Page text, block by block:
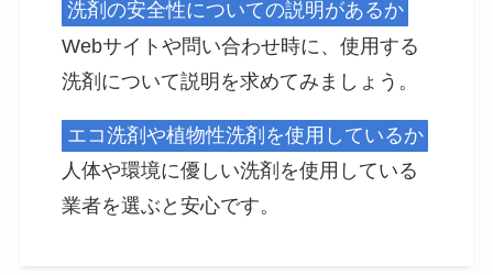
洗剤の安全性についての説明があるか
Webサイトや問い合わせ時に、使用する
洗剤について説明を求めてみましょう。
エコ洗剤や植物性洗剤を使用しているか
人体や環境に優しい洗剤を使用している
業者を選ぶと安心です。